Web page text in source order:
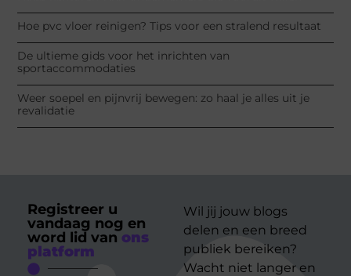
Hoe pvc vloer reinigen? Tips voor een stralend resultaat
De ultieme gids voor het inrichten van
sportaccommodaties
Weer soepel en pijnvrij bewegen: zo haal je alles uit je
revalidatie
Registreer u
vandaag nog en
word lid van ons
platform
Wil jij jouw blogs
delen en een breed
publiek bereiken?
Wacht niet langer en